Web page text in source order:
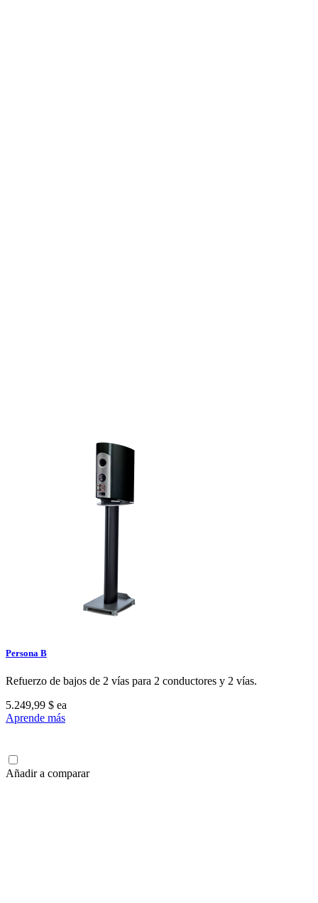
Persona B
Refuerzo de bajos de 2 vías para 2 conductores y 2 vías.
5.249,99 $ ea
Aprende más
Añadir a comparar